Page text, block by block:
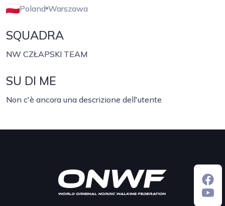
Poland Warszawa
SQUADRA
NW CZŁAPSKI TEAM
SU DI ME
Non c'è ancora una descrizione dell'utente